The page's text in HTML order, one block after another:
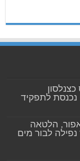
נכנסת לתפקיד
הלטאה
לבור מים